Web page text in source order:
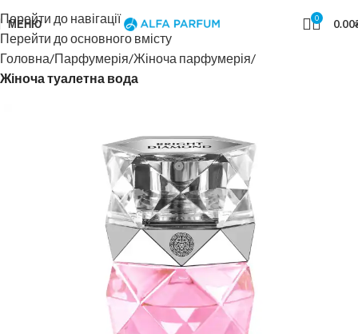
Перейти до навігації
Перейти до основного вмісту
МЕНЮ 0 0.00
Головна Парфумерія Жіноча парфумерія
Жіноча туалетна вода